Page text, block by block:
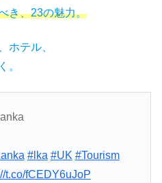
き、23の魅力。
ホテル、
。
#lka #UK #Tourism
t.co/fCEDY6uJoP